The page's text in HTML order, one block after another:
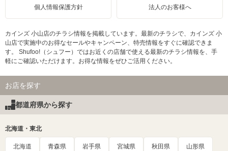
個人情報保護方針 法人のお客様へ
カインズ 小山店のチラシ情報を掲載しています。最新のチラシで、カインズ 小
山店で実施中のお得なセールやキャンペーン、特売情報をすぐに確認できま
す。 Shufoo!（シュフー）ではお近くの店舗で使える最新のチラシ情報を、手
軽にご確認いただけます。お得な情報をぜひご活用ください。
お店を探す
都道府県から探す
北海道・東北
北海道 青森県 岩手県 宮城県 秋田県 山形県